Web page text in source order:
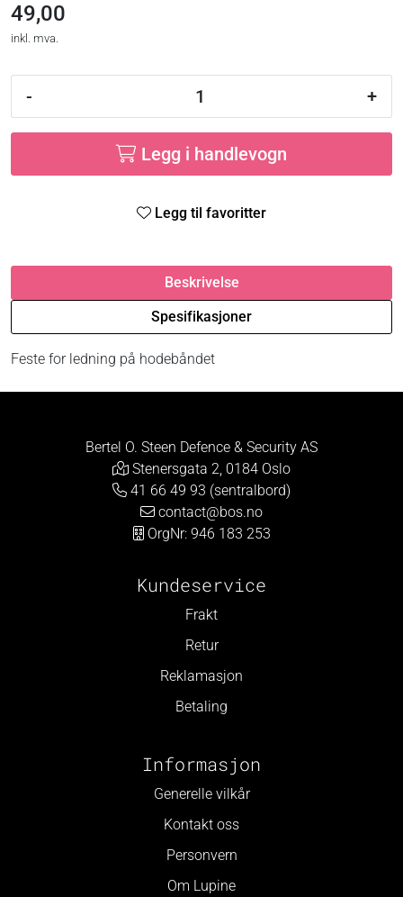
49,00
inkl. mva.
- +
Legg i handlevogn
Legg til favoritter
Beskrivelse
Spesifikasjoner
Feste for ledning på hodebåndet
Bertel O. Steen Defence & Security AS
Stenersgata 2, 0184 Oslo
41 66 49 93 (sentralbord)
contact@bos.no
OrgNr: 946 183 253
Kundeservice
Frakt
Retur
Reklamasjon
Betaling
Informasjon
Generelle vilkår
Kontakt oss
Personvern
Om Lupine